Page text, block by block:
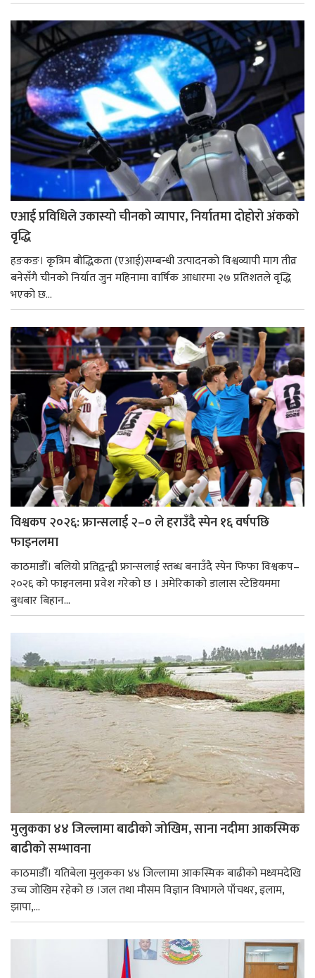
एआई प्रविधिले उकास्यो चीनको व्यापार, निर्यातमा दोहोरो अंकको
वृद्धि
हङकङ। कृत्रिम बौद्धिकता (एआई)सम्बन्धी उत्पादनको विश्वव्यापी माग तीव्र
बनेसँगै चीनको निर्यात जुन महिनामा वार्षिक आधारमा २७ प्रतिशतले वृद्धि
भएको छ...
विश्वकप २०२६: फ्रान्सलाई २–० ले हराउँदै स्पेन १६ वर्षपछि
फाइनलमा
काठमाडौँ। बलियो प्रतिद्वन्द्वी फ्रान्सलाई स्तब्ध बनाउँदै स्पेन फिफा विश्वकप–
२०२६ को फाइनलमा प्रवेश गरेको छ । अमेरिकाको डालास स्टेडियममा
बुधबार बिहान...
मुलुकका ४४ जिल्लामा बाढीको जोखिम, साना नदीमा आकस्मिक
बाढीको सम्भावना
काठमाडौँ। यतिबेला मुलुकका ४४ जिल्लामा आकस्मिक बाढीको मध्यमदेखि
उच्च जोखिम रहेको छ ।जल तथा मौसम विज्ञान विभागले पाँचथर, इलाम,
झापा,...